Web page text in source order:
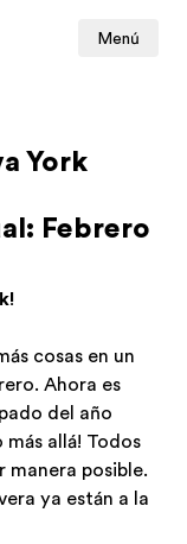
Menú
York
Febrero
cosas en un
Ahora es
del año
allá! Todos
manera posible.
ya están a la